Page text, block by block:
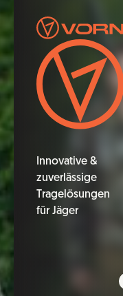
Innovative &
zuverlässige
Tragelösungen
für Jäger